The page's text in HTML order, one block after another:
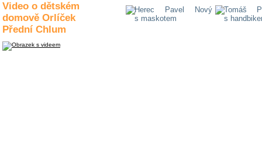
Video o dětském
domově Orlíček
Přední Chlum